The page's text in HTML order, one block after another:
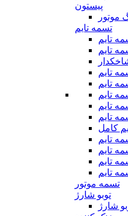
پیستون
موتور
تسمه تایم
تایم
تایم
تایم
تایم
تایم
تایم
تایم
کامل
تایم
تایم
تایم
تایم
تسمه موتور
توبو شارژ
شارژ